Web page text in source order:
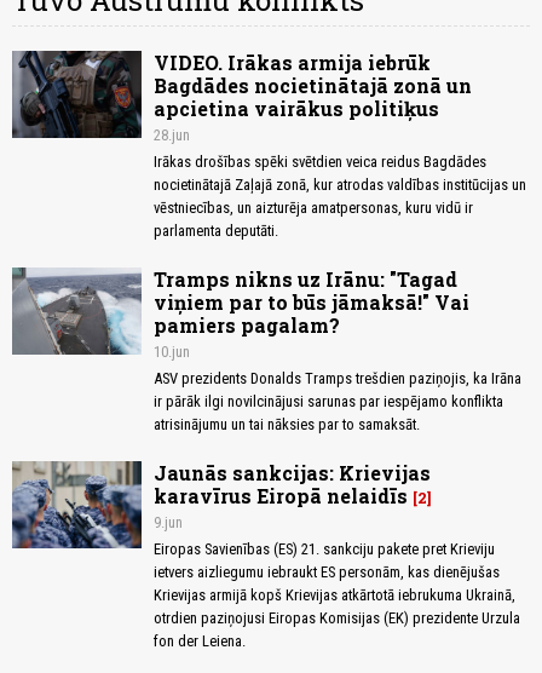
VIDEO. Irākas armija iebrūk
Bagdādes nocietinātajā zonā un
apcietina vairākus politiķus
28.jun
Irākas drošības spēki svētdien veica reidus Bagdādes
nocietinātajā Zaļajā zonā, kur atrodas valdības institūcijas un
vēstniecības, un aizturēja amatpersonas, kuru vidū ir
parlamenta deputāti.
Tramps nikns uz Irānu: "Tagad
viņiem par to būs jāmaksā!" Vai
pamiers pagalam?
10.jun
ASV prezidents Donalds Tramps trešdien paziņojis, ka Irāna
ir pārāk ilgi novilcinājusi sarunas par iespējamo konflikta
atrisinājumu un tai nāksies par to samaksāt.
Jaunās sankcijas: Krievijas
karavīrus Eiropā nelaidīs
2
9.jun
Eiropas Savienības (ES) 21. sankciju pakete pret Krieviju
ietvers aizliegumu iebraukt ES personām, kas dienējušas
Krievijas armijā kopš Krievijas atkārtotā iebrukuma Ukrainā,
otrdien paziņojusi Eiropas Komisijas (EK) prezidente Urzula
fon der Leiena.